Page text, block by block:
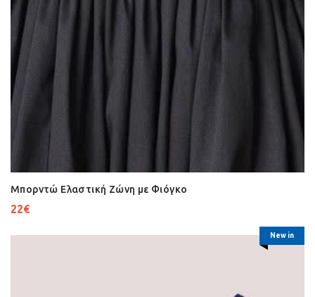
Μπορντώ Ελαστική Ζώνη με Φιόγκο
22€
New in